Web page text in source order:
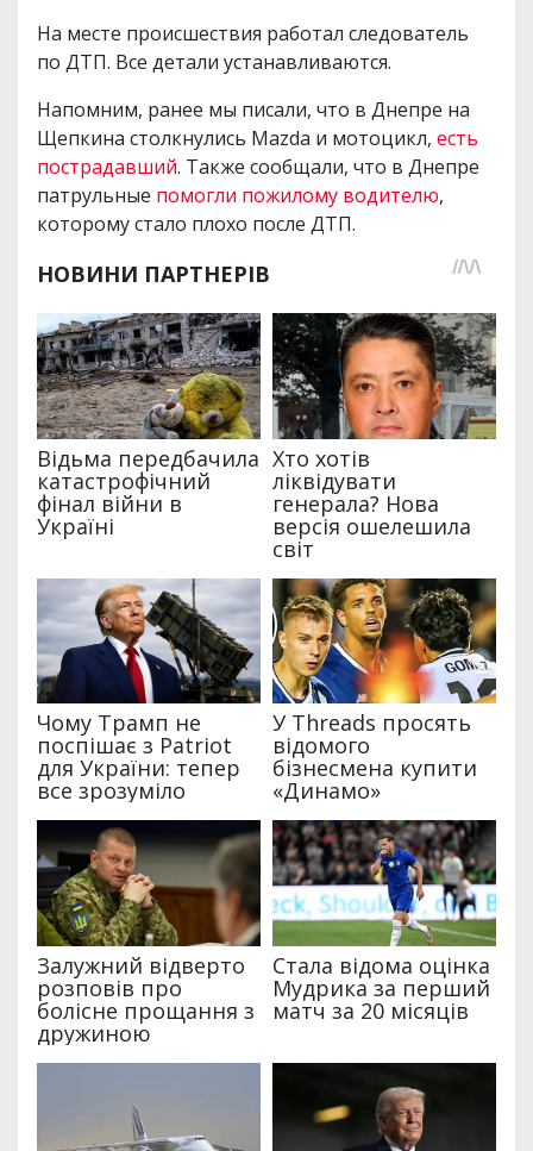
На месте происшествия работал следователь
по ДТП. Все детали устанавливаются.
Напомним, ранее мы писали, что в Днепре на
Щепкина столкнулись Mazda и мотоцикл, есть
пострадавший. Также сообщали, что в Днепре
патрульные помогли пожилому водителю,
которому стало плохо после ДТП.